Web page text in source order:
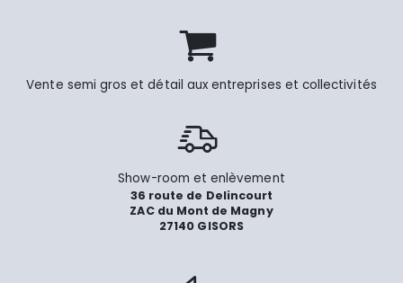
Vente semi gros et détail aux entreprises et collectivités
Show-room et enlèvement
36 route de Delincourt
ZAC du Mont de Magny
27140 GISORS